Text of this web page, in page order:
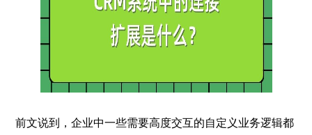
前文说到，企业中一些需要高度交互的自定义业务逻辑都